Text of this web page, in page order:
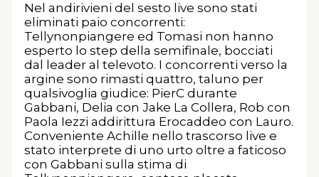
Nel andirivieni del sesto live sono stati
eliminati paio concorrenti:
Tellynonpiangere ed Tomasi non hanno
esperto lo step della semifinale, bocciati
dal leader al televoto. I concorrenti verso la
argine sono rimasti quattro, taluno per
qualsivoglia giudice: PierC durante
Gabbani, Delia con Jake La Collera, Rob con
Paola Iezzi addirittura Erocaddeo con Lauro.
Conveniente Achille nello trascorso live e
stato interprete di uno urto oltre a faticoso
con Gabbani sulla stima di